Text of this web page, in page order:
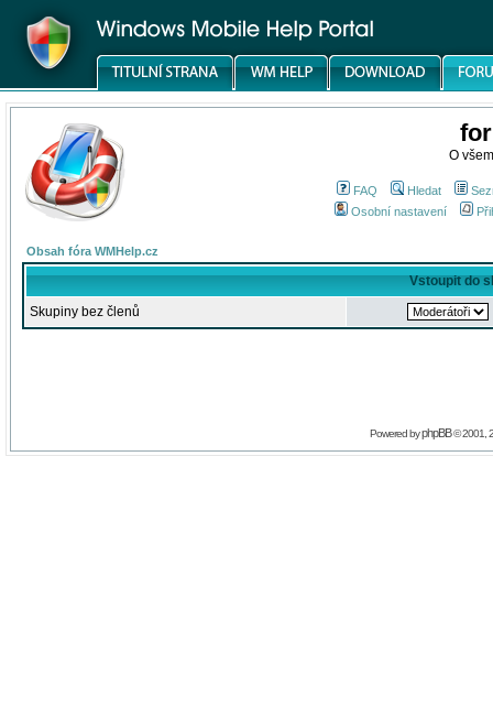
O
FAQ Hledat
Osobní nastavení
Obsah fóra WMHelp.cz
Vstoupit do
Skupiny bez členů
Powered byphpBB© 2001,